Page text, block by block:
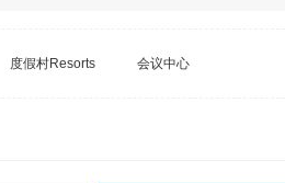
度假村Resorts 会议中心